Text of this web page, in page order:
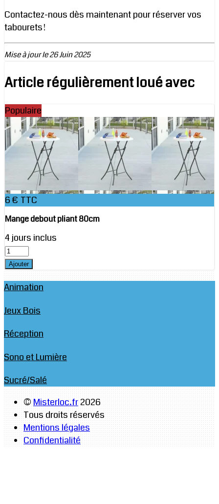
Contactez-nous dès maintenant pour réserver vos
tabourets !
Mise à jour le 26 Juin 2025
Article régulièrement loué avec
Populaire
6 € TTC
Mange debout pliant 80cm
4 jours inclus
Animation
Jeux Bois
Réception
Sono et Lumière
Sucré/Salé
©Misterloc.fr2026
Tous droits réservés
Mentions légales
Confidentialité